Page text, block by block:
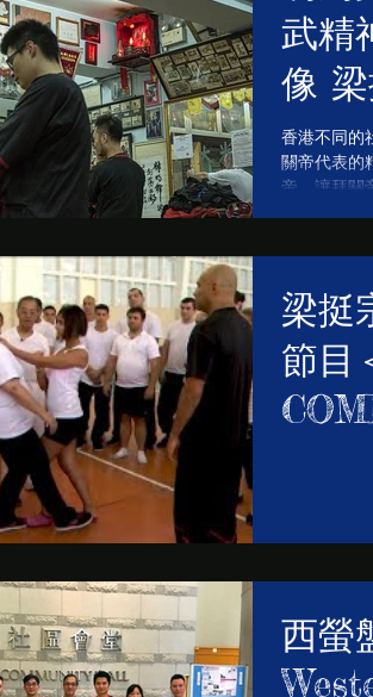
武精
像
香港不同的
關帝代表的
帝，讓拜關
其存在之必
梁挺
節目
西螢